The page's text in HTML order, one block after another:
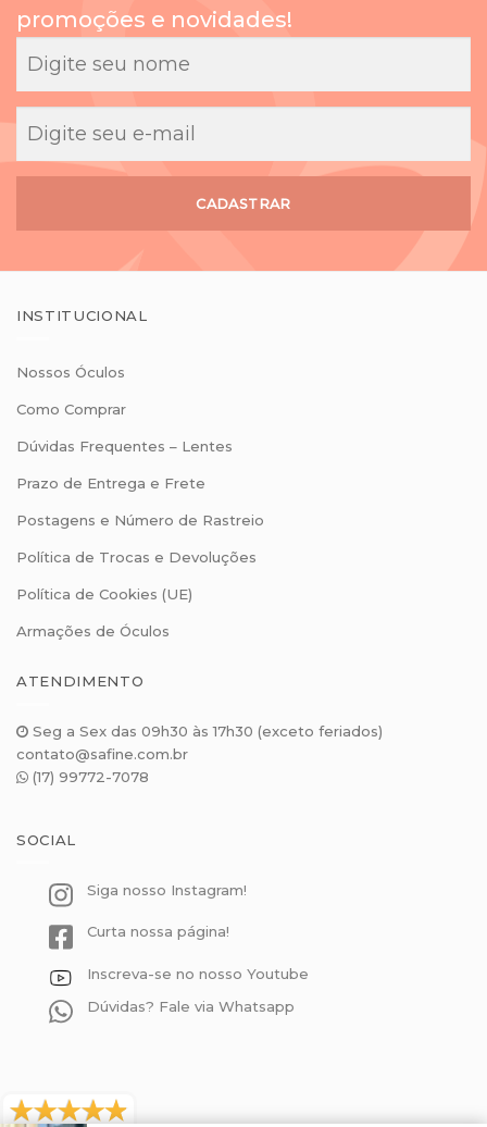
promoções e novidades!
CADASTRAR
INSTITUCIONAL
Nossos Óculos
Como Comprar
Dúvidas Frequentes – Lentes
Prazo de Entrega e Frete
Postagens e Número de Rastreio
Política de Trocas e Devoluções
Política de Cookies (UE)
Armações de Óculos
ATENDIMENTO
Seg a Sex das 09h30 às 17h30 (exceto feriados)
contato@safine.com.br
(17) 99772-7078
SOCIAL
Siga nosso Instagram!
Curta nossa página!
Inscreva-se no nosso Youtube
Dúvidas? Fale via Whatsapp